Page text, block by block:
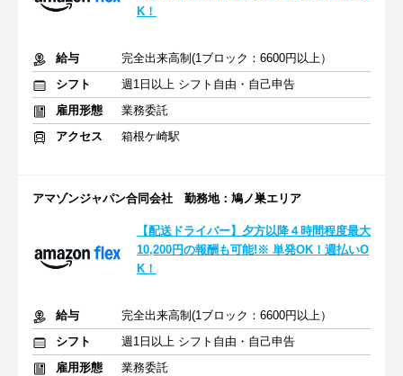
K！
給与
完全出来高制(1ブロック：6600円以上）
シフト
週1日以上 シフト自由・自己申告
雇用形態
業務委託
アクセス
箱根ケ崎駅
アマゾンジャパン合同会社 勤務地：鳩ノ巣エリア
【配送ドライバー】夕方以降４時間程度最大
10,200円の報酬も可能!※ 単発OK！週払いO
K！
給与
完全出来高制(1ブロック：6600円以上）
シフト
週1日以上 シフト自由・自己申告
雇用形態
業務委託